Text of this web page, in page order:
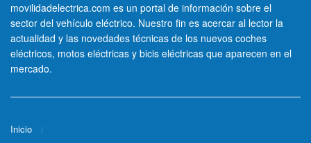
movilidadelectrica.com es un portal de información sobre el
sector del vehículo eléctrico. Nuestro fin es acercar al lector la
actualidad y las novedades técnicas de los nuevos coches
eléctricos, motos eléctricas y bicis eléctricas que aparecen en el
mercado.
Inicio